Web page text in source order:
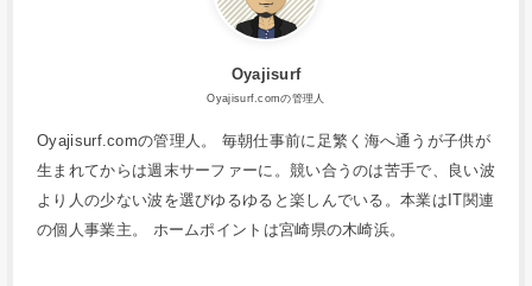
Oyajisurf
Oyajisurf.comの管理人
Oyajisurf.comの管理人。 毎朝仕事前に足繁く海へ通うが子供が
生まれてからは週末サーファーに。競い合うのは苦手で、良い波
より人の少ない波を選びゆるゆると楽しんでいる。本業はIT関連
の個人事業主。 ホームポイントは宮崎県の木崎浜。